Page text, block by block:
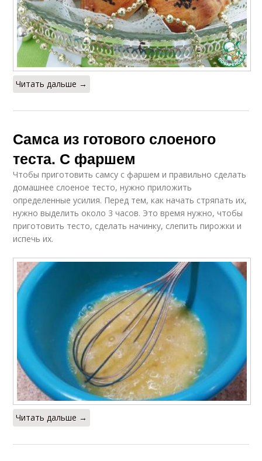
Читать дальше →
Самса из готового слоеного
теста. С фаршем
Чтобы приготовить самсу с фаршем и правильно сделать
домашнее слоеное тесто, нужно приложить
определенные усилия. Перед тем, как начать стряпать их,
нужно выделить около 3 часов. Это время нужно, чтобы
приготовить тесто, сделать начинку, слепить пирожки и
испечь их.
Читать дальше →